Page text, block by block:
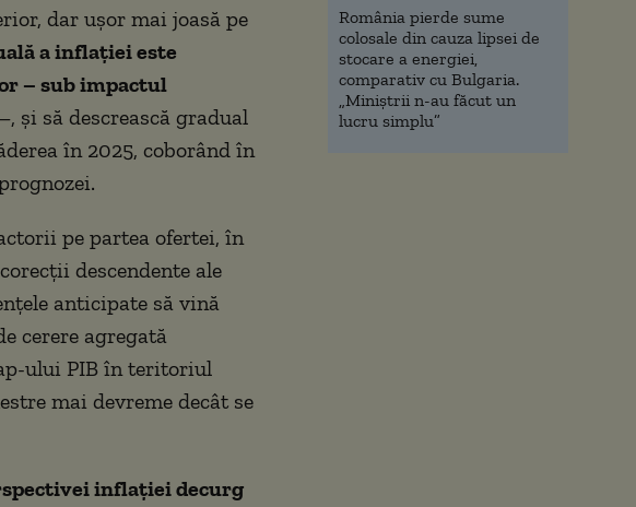
dar ușor mai joasă pe
a inflației este
– sub impactul
–, și să descrească gradual
în 2025, coborând în
pe partea ofertei, în
descendente ale
anticipate să vină
cerere agregată
ului PIB în teritoriul
mai devreme decât se
inflației decurg
România pierde sume
colosale din cauza lipsei de
stocare a energiei,
comparativ cu Bulgaria.
„Miniștrii n-au făcut un
lucru simplu”